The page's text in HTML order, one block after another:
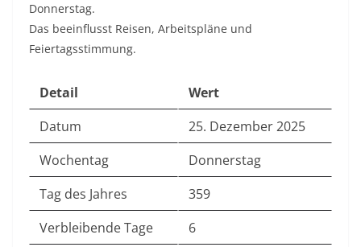
Donnerstag.
Das beeinflusst Reisen, Arbeitspläne und
Feiertagsstimmung.
Detail
Wert
Datum
25. Dezember 2025
Wochentag
Donnerstag
Tag des Jahres
359
Verbleibende Tage
6